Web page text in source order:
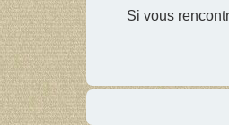
Si vous